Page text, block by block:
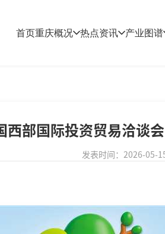
首页重庆概况 热点资讯 产业图谱
西部国际投资贸易洽谈
发表时间：2026-05-